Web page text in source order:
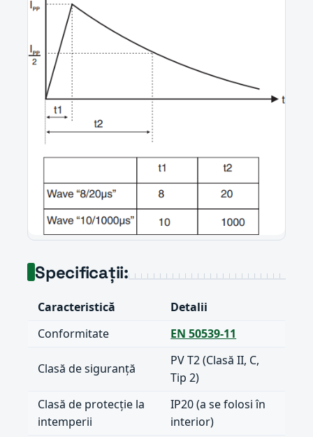
Specificații:
Caracteristică
Detalii
Conformitate
EN 50539-11
Clasă de siguranță
PV T2 (Clasă II, C,
Tip 2)
Clasă de protecție la
intemperii
IP20 (a se folosi în
interior)